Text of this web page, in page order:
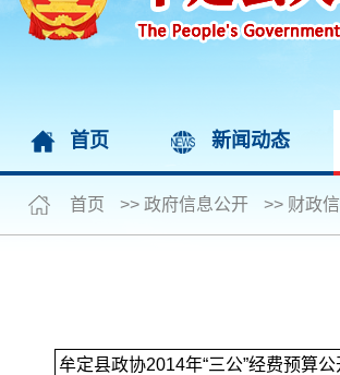
首页 新闻动态
首页 >> 政府信息公开 >> 财政
牟定县政协2014年“三公”经费预算公